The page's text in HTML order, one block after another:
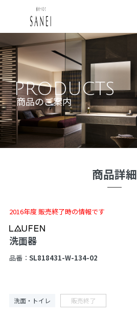
PRODUCTS
商品のご案内
商品詳細
2016年度 販売終了時の情報です
洗面器
品番： SL818431-W-134-02
洗面・トイレ 販売終了